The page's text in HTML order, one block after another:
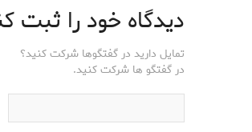
دیدگاه خود را ثبت
تمایل دارید در گفتگوها شرکت کنید؟
در گفتگو ها شرکت کنید.